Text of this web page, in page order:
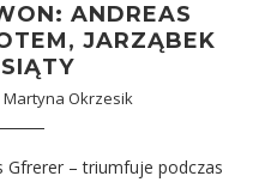
ANDREAS
JARZĄBEK
Martyna Okrzesik
Gfrerer – triumfuje podczas